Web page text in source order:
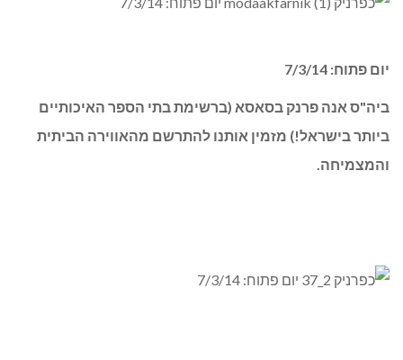
יום פתוח: 7/3/14
ביה"ס אנה פרנק בסאסא (ברשימת בתי הספר האיכותיים
ביותר בישראל!) מזמין אותנו להתרשם מהאווירה הביתית
והמצמיחה.